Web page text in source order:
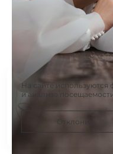
На сайте используются
и анализа
Отклонить